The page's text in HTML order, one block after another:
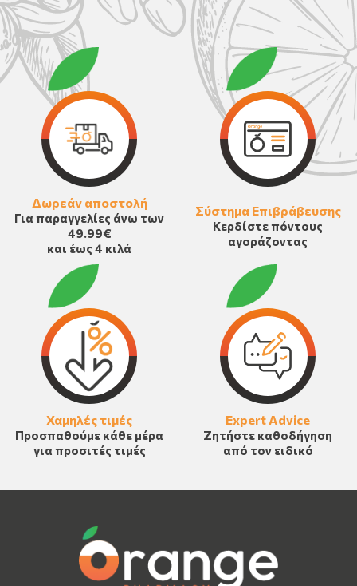
Δωρεάν αποστολή
Για παραγγελίες άνω των
49.99€
και έως 4 κιλά
Σύστημα Επιβράβευσης
Κερδίστε πόντους
αγοράζοντας
Χαμηλές τιμές
Προσπαθούμε κάθε μέρα
για προσιτές τιμές
Expert Advice
Ζητήστε καθοδήγηση
από τον ειδικό